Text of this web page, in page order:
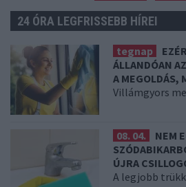
24 ÓRA LEGFRISSEBB HÍREI
tegnap
ÁLLANDÓAN
A MEGOLDÁS,
Villámgyors
08. 04.
NEM
ÚJRA
A legjobb trükk